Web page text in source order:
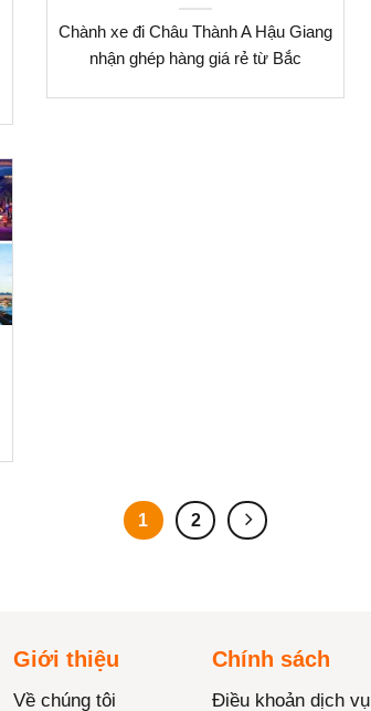
Chành xe đi Châu Thành A Hậu Giang
nhận ghép hàng giá rẻ từ Bắc
1 2
Giới thiệu
Về chúng tôi
Chính sách
Điều khoản dịch vụ